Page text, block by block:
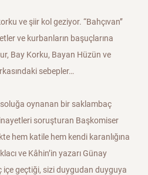
ve şiir kol geziyor. “Bahçıvan’’
ve kurbanların başuçlarına
Bay Korku, Bayan Hüzün ve
sebepler…
oynanan bir saklambaç
soruşturan Başkomiser
hem katile hem kendi karanlığına
ve Kâhin’in yazarı Günay
içe geçtiği, sizi duygudan duyguya